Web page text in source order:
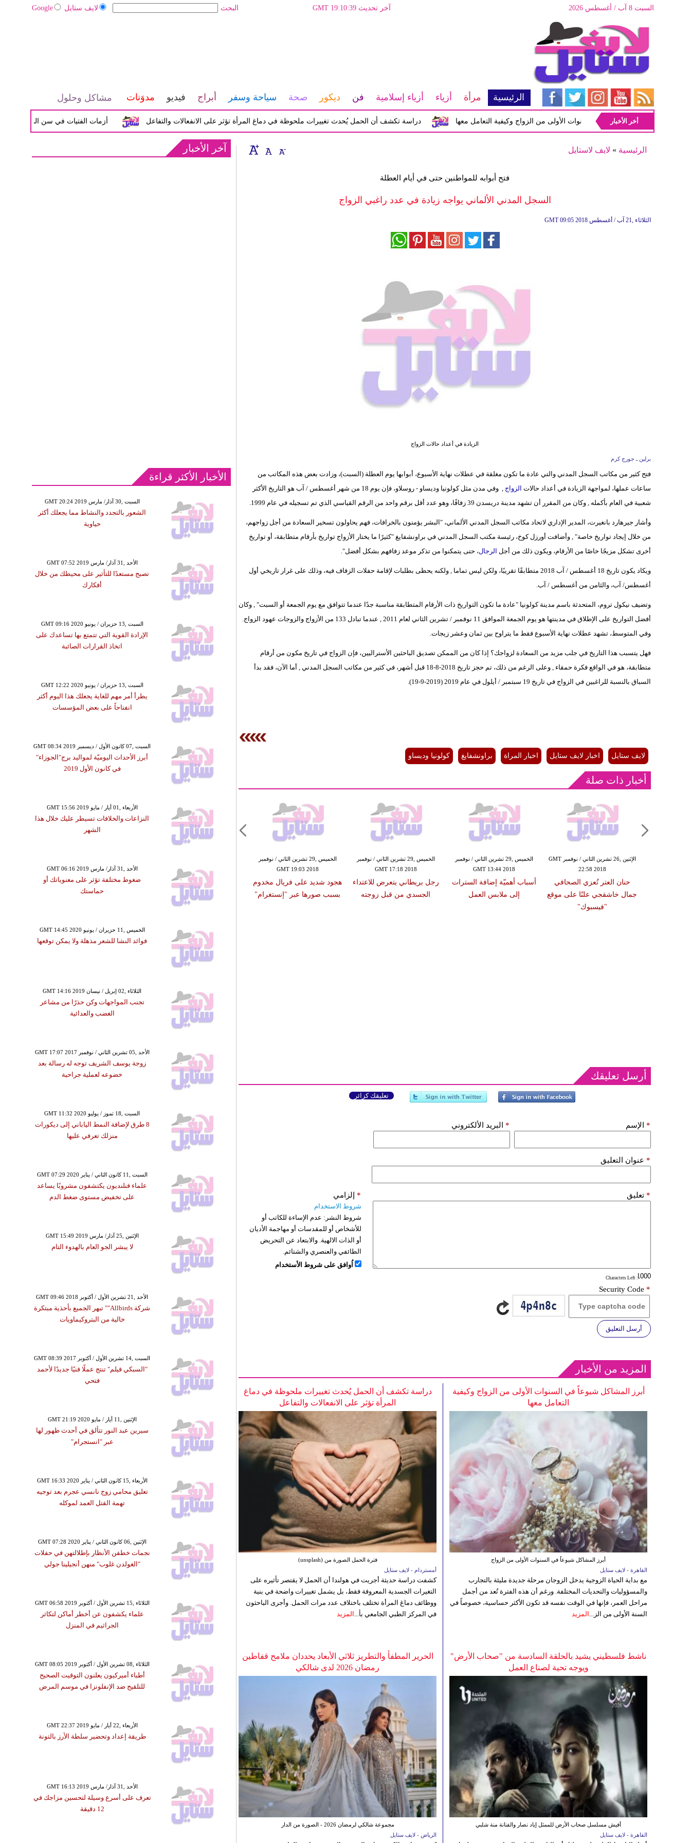
لايف ستايل Google البحث آخر تحديث GMT 19:10:39 السبت 8 آب / أغسطس 2026
الرئيسية مرأة أزياء أزياء إسلامية فن ديكور صحة سياحة وسفر أبراج فيديو مدوَنات مشاكل وحلول
أزمات الفتيات في سن المراهقة بين دراسة تكشف أن الحمل يُحدث تغييرات ملحوظة في دماغ المرأة تؤثر على الانفعالات والتفاعل أبرز المشاكل شيوعاً في السنوات الأولى من الزواج وكيفية التعامل معها
أخر الأخبار
الرئيسية » لايف لاستايل
فتح أبوابه للمواطنين حتى في أيام العطلة
السجل المدني الألماني يواجه زيادة في عدد راغبي الزواج
GMT 09:05 2018 الثلاثاء ,21 آب / أغسطس
الزيادة في أعداد حالات الزواج
برلين ـ جورج كرم
فتح كثير من مكاتب السجل المدني والتي عادة ما تكون مغلقة في عطلات نهاية الأسبوع، أبوابها يوم العطلة (السبت)، وزادت بعض هذه المكاتب من
ساعات عملها، لمواجهة الزيادة في أعداد حالات الزواج
, وفي مدن مثل كولونيا وديساو - روسلاو، فإن يوم 18 من شهر أغسطس / آب هو التاريخ الأكثر
شعبية في العام بأكمله , وكان من المقرر أن تشهد مدينة دريسدن 39 زفافًا، وهو عدد أقل برقم واحد من الرقم القياسي الذي تم تسجيله في عام 1999.
وأشار جيرهارد بانغيرت، المدير الإداري لاتحاد مكاتب السجل المدني الألماني، "البشر يؤمنون بالخرافات، فهم يحاولون تسخير السعادة من أجل زواجهم،
من خلال إيجاد تواريخ خاصة" , وأضافت أورزل كوخ، رئيسة مكتب السجل المدني في براونشفايغ "كثيرًا ما يختار الأزواج تواريخ بأرقام متطابقة، أو تواريخ
أخرى تشكل مزيجًا خاصًا من الأرقام، ويكون ذلك من أجل الرجال، حتى يتمكنوا من تذكر موعد زفافهم بشكل أفضل".
ويكاد يكون تاريخ 18 أغسطس / آب 2018 متطابقًا تقريبًا، ولكن ليس تماما , ولكنه يحظى بطلبات لإقامة حفلات الزفاف فيه، وذلك على غرار تاريخي أول
أغسطس/ آب، والثامن من أغسطس / آب.
وتضيف نيكول تروم، المتحدثة باسم مدينة كولونيا "عادة ما تكون التواريخ ذات الأرقام المتطابقة مناسبة جدًا عندما تتوافق مع يوم الجمعة أو السبت" , وكان
أفضل التواريخ على الإطلاق في مدينتها هو يوم الجمعة الموافق 11 نوفمبر / تشرين الثاني لعام 2011 , عندما تبادل 133 من الأزواج والزوجات عهود الزواج.
وفي المتوسط، تشهد عطلات نهاية الأسبوع فقط ما يتراوح بين ثمان وعشر زيجات.
فهل يتسبب هذا التاريخ في جلب مزيد من السعادة لزواجك؟ إذا كان من الممكن تصديق الباحثين الأستراليين، فإن الزواج في تاريخ مكون من أرقام
متطابقة، هو في الواقع فكرة حمقاء , وعلى الرغم من ذلك، تم حجز تاريخ 2018-8-18 قبل أشهر، في كثير من مكاتب السجل المدني , أما الآن، فقد بدأ
السباق بالنسبة للراغبين في الزواج في تاريخ 19 سبتمبر / أيلول في عام 2019 (2019-9-19).
لايف ستايل اخبار لايف ستايل اخبار المراة براونشفايغ كولونيا وديساو
أخبار ذات صلة
الخميس ,29 تشرين الثاني / نوفمبر
GMT 19:03 2018
هجود شديد على فريال مخدوم
بسبب صورها عبر "إنستغرام"
الخميس ,29 تشرين الثاني / نوفمبر
GMT 17:18 2018
رجل بريطاني يتعرض للاعتداء
الجسدي من قبل زوجته
الخميس ,29 تشرين الثاني / نوفمبر
GMT 13:44 2018
أسباب أهميّة إضافة السترات
إلى ملابس العمل
الإثنين ,26 تشرين الثاني / نوفمبر GMT
22:58 2018
حنان العتر تُعزي الصحافي
جمال خاشقجي علنًا على موقع
"فيسبوك"
أرسل تعليقك
تعليقك كزائر
الإسم * البريد الألكتروني *
عنوان التعليق *
تعليق *
: Characters Left
إلزامي *
شروط الاستخدام
شروط النشر: عدم الإساءة للكاتب أو
للأشخاص أو للمقدسات أو مهاجمة الأديان
أو الذات الالهية. والابتعاد عن التحريض
الطائفي والعنصري والشتائم.
اُوافق على شروط الأستخدام
Security Code *
أرسل التعليق
المزيد من الأخبار
دراسة تكشف أن الحمل يُحدث تغييرات ملحوظة في دماغ
المرأة تؤثر على الانفعالات والتفاعل
فترة الحمل الصورة من (unsplash)
أمستردام - لايف ستايل
كشفت دراسة حديثة أجريت في هولندا أن الحمل لا يقتصر تأثيره على
التغيرات الجسدية المعروفة فقط، بل يشمل تغييرات واضحة في بنية
ووظائف دماغ المرأة تختلف باختلاف عدد مرات الحمل. وأجرى الباحثون
في المركز الطبي الجامعي بأ... المزيد
أبرز المشاكل شيوعاً في السنوات الأولى من الزواج وكيفية
التعامل معها
أبرز المشاكل شيوعاً في السنوات الأولى من الزواج
القاهرة - لايف ستايل
مع بداية الحياة الزوجية يدخل الزوجان مرحلة جديدة مليئة بالتجارب
والمسؤوليات والتحديات المختلفة. ورغم أن هذه الفترة تُعد من أجمل
مراحل العمر، فإنها في الوقت نفسه قد تكون الأكثر حساسية، خصوصاً في
السنة الأولى من الز... المزيد
الحرير المطفأ والتطريز ثلاثي الأبعاد يحددان ملامح قفاطين
رمضان 2026 لدى شالكي
مجموعة شالكي لرمضان 2026 - الصورة من الدار
الرياض - لايف ستايل
ناشط فلسطيني يشيد بالحلقة السادسة من "صحاب الأرض"
ويوجه تحية لصناع العمل
أفيش مسلسل صحاب الأرض للممثل إياد نصار والفنانة منة شلبي
القاهرة - لايف ستايل
آخر الأخبار
الأخبار الأكثر قراءة
GMT 20:24 2019 السبت ,30 آذار/ مارس
الشعور بالتجدد والنشاط مما يجعلك أكثر
حياوية
GMT 07:52 2019 الأحد ,31 آذار/ مارس
تصبح مستعدًا للتأثير على محيطك من خلال
أفكارك
GMT 09:16 2020 السبت ,13 حزيران / يونيو
الإرادة القوية التي تتمتع بها تساعدك على
اتخاذ القرارات الصائبة
GMT 12:22 2020 السبت ,13 حزيران / يونيو
يطرأ أمر مهم للغاية يجعلك هذا اليوم أكثر
انفتاحاً على بعض المؤسسات
GMT 08:34 2019 السبت ,07 كانون الأول / ديسمبر
أبرز الأحداث اليوميّة لمواليد برج"الجوزاء"
في كانون الأول 2019
GMT 15:56 2019 الأربعاء ,01 أيار / مايو
النزاعات والخلافات تسيطر عليك خلال هذا
الشهر
GMT 06:16 2019 الأحد ,31 آذار/ مارس
ضغوط مختلفة تؤثر على معنوياتك أو
حماستك
GMT 14:45 2020 الخميس ,11 حزيران / يونيو
فوائد النشا للشعر مذهلة ولا يمكن توقعها
GMT 14:16 2019 الثلاثاء ,02 إبريل / نيسان
تجنب المواجهات وكن حذرًا من مشاعر
الغضب والعدائية
GMT 17:07 2017 الأحد ,05 تشرين الثاني / نوفمبر
زوجة يوسف الشريف توجه له رسالة بعد
خضوعه لعملية جراحية
GMT 11:32 2020 السبت ,18 تموز / يوليو
8 طرق لإضافة النمط الياباني إلى ديكورات
منزلك تعرفي عليها
GMT 07:29 2020 السبت ,11 كانون الثاني / يناير
علماء فنلنديون يكتشفون مشروبًا يساعد
على تخفيض مستوى ضغط الدم
GMT 15:49 2019 الإثنين ,25 آذار/ مارس
لا يبشر الجو العام بالهدوء التام
GMT 09:46 2018 الأحد ,21 تشرين الأول / أكتوبر
شركة Allbirds"" تبهر الجميع بأحذية مبتكرة
خالية من البتروكيماويات
GMT 08:39 2017 السبت ,14 تشرين الأول / أكتوبر
"السبكي فيلم" تنتج عملًا فنيًا جديدًا لأحمد
فتحي
GMT 21:19 2020 الإثنين ,11 أيار / مايو
سيرين عبد النور تتألق في أحدث ظهور لها
عبر "انستجرام"
GMT 16:33 2020 الأربعاء ,15 كانون الثاني / يناير
تعليق محامي زوج نانسي عجرم بعد توجيه
تهمة القتل العمد لموكله
GMT 07:28 2020 الإثنين ,06 كانون الثاني / يناير
نجمات خطفن الأنظار بإطلالتهن في حفلات
"الغولدن غلوب" منهن أنجيلينا جولي
GMT 06:58 2019 الثلاثاء ,15 تشرين الأول / أكتوبر
علماء يكشفون عن أخطر أماكن لتكاثر
الجراثيم في المنزل
GMT 08:05 2019 الثلاثاء ,08 تشرين الأول / أكتوبر
أطباء أميركيون يعلنون التوقيت الصحيح
للتلقيح ضد الإنفلونزا في موسم المرض
GMT 22:37 2019 الأربعاء ,22 أيار / مايو
طريقة إعداد وتحضير سلطة الأرز بالتونة
GMT 16:13 2019 الأحد ,31 آذار/ مارس
تعرف على أسرع وسيلة لتحسين مزاجك في
12 دقيقة